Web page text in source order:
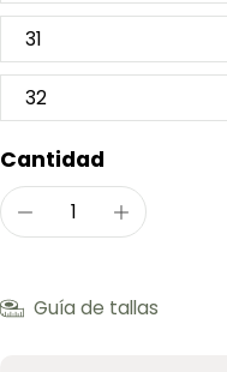
31
32
Cantidad
Guía de tallas